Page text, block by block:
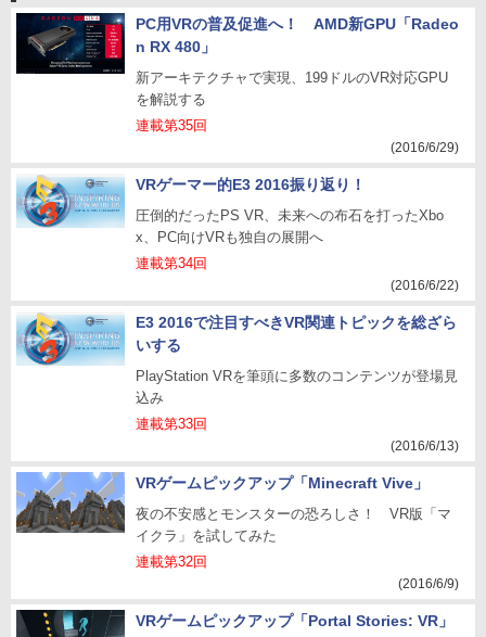
PC用VRの普及促進へ！ AMD新GPU「Radeo
n RX 480」
新アーキテクチャで実現、199ドルのVR対応GPU
を解説する
連載第35回
(2016/6/29)
VRゲーマー的E3 2016振り返り！
圧倒的だったPS VR、未来への布石を打ったXbo
x、PC向けVRも独自の展開へ
連載第34回
(2016/6/22)
E3 2016で注目すべきVR関連トピックを総ざら
いする
PlayStation VRを筆頭に多数のコンテンツが登場見
込み
連載第33回
(2016/6/13)
VRゲームピックアップ「Minecraft Vive」
夜の不安感とモンスターの恐ろしさ！ VR版「マ
イクラ」を試してみた
連載第32回
(2016/6/9)
VRゲームピックアップ「Portal Stories: VR」